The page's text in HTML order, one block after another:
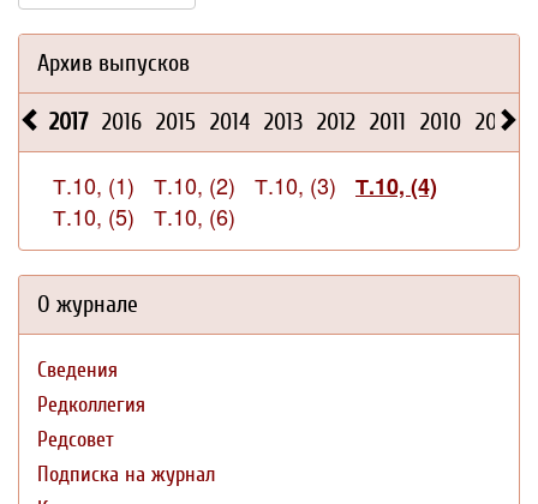
Архив выпусков
2017 2016 2015 2014 2013 2012 2011 2010 2009
Т.10, (1) Т.10, (2) Т.10, (3)
Т.10, (4)
Т.10, (5)
Т.10, (6)
О журнале
Сведения
Редколлегия
Редсовет
Подписка на журнал